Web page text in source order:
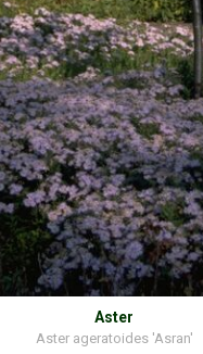
Aster
Aster ageratoides 'Asran'